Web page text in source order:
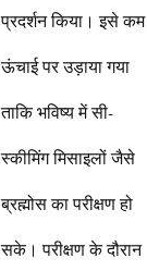
प्रदर्शन किया। इसे कम
ऊंचाई पर उड़ाया गया
ताकि भविष्य में सी-
स्कीमिंग मिसाइलों जैसे
ब्रह्मोस का परीक्षण हो
सके। परीक्षण के दौरान